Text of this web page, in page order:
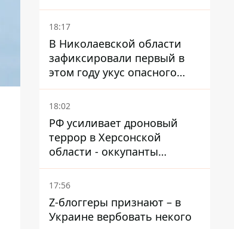
и раненые
18:17
В Николаевской области
зафиксировали первый в
этом году укус опасного
каракурта
18:02
РФ усиливает дроновый
террор в Херсонской
области - оккупанты
получили приказ свободно
охотиться на автомобили
17:56
Z-блоггеры признают – в
Украине вербовать некого